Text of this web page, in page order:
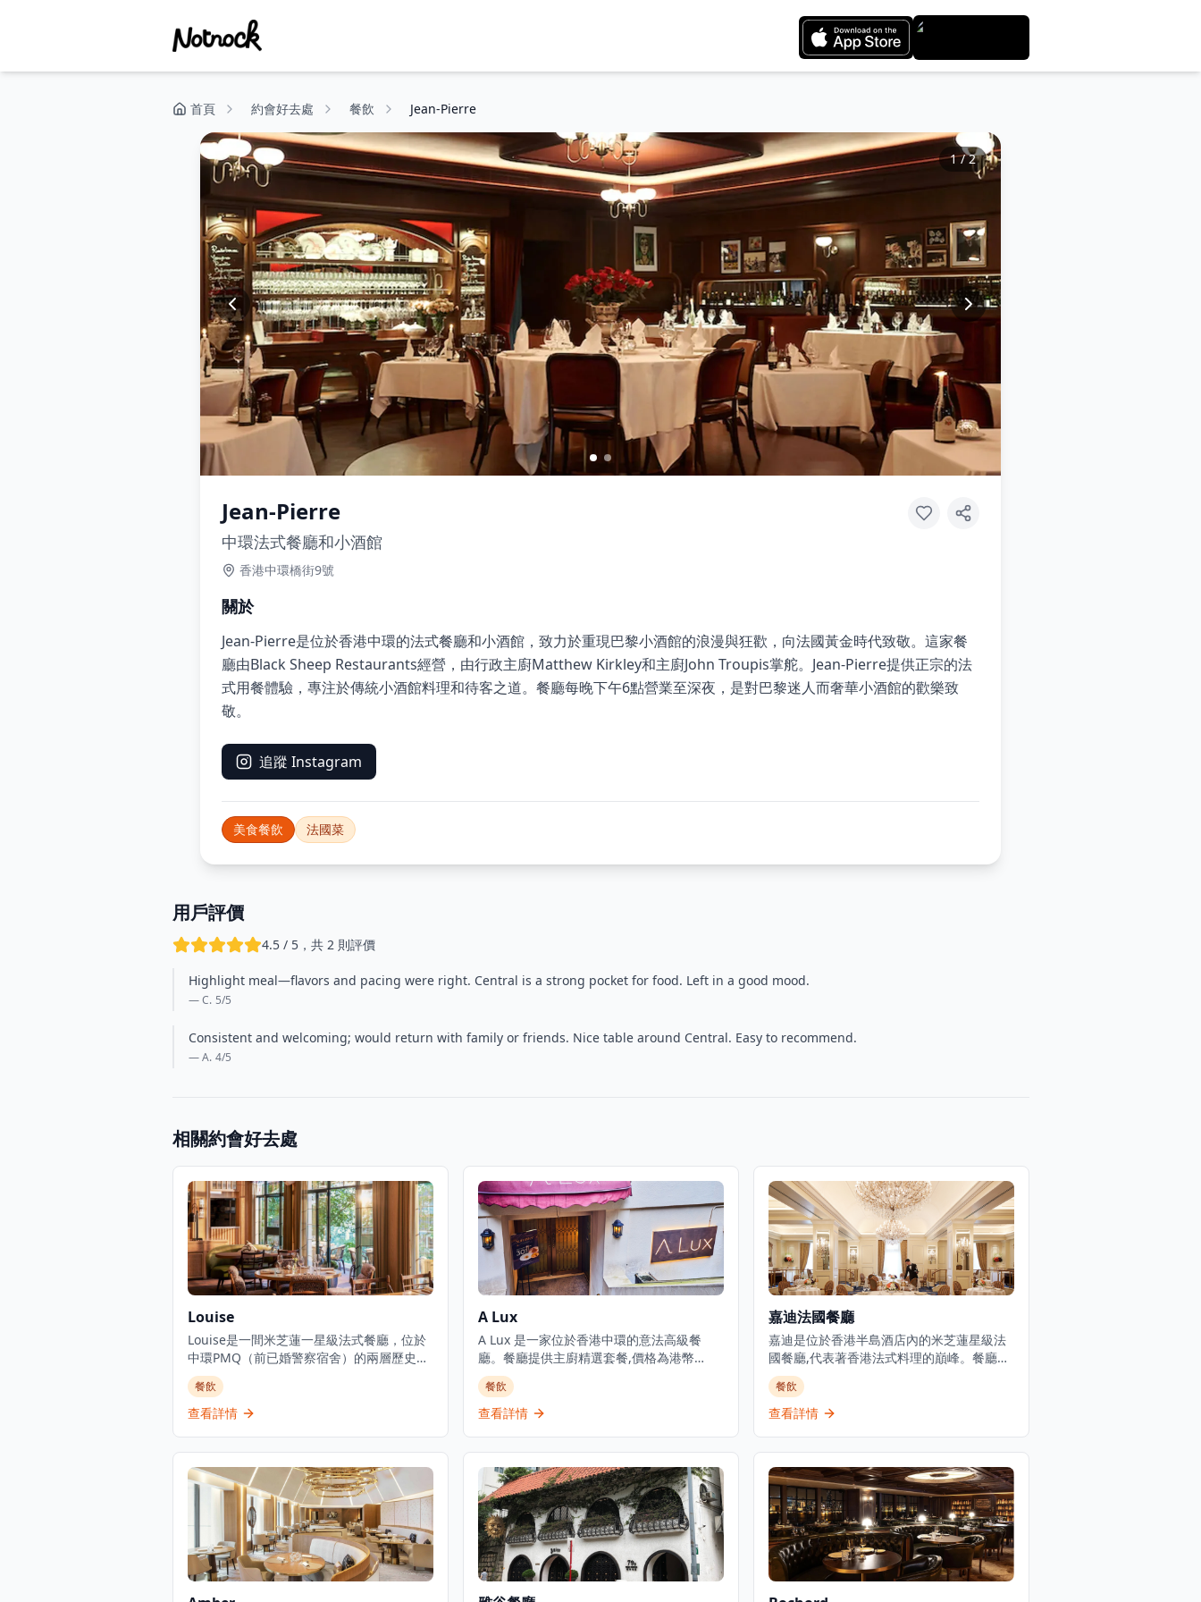
首頁 約會好去處 餐飲 Jean-Pierre
1/2
Jean-Pierre
中環法式餐廳和小酒館
香港中環橋街9號
關於
Jean-Pierre是位於香港中環的法式餐廳和小酒館，致力於重現巴黎小酒館的浪漫與狂歡，向法國黃金時代致敬。這家餐
廳由Black Sheep Restaurants經營，由行政主廚Matthew Kirkley和主廚John Troupis掌舵。Jean-Pierre提供正宗的法
式用餐體驗，專注於傳統小酒館料理和待客之道。餐廳每晚下午6點營業至深夜，是對巴黎迷人而奢華小酒館的歡樂致
敬。
追蹤 Instagram
美食餐飲 法國菜
用戶評價
4.5 / 5，共 2 則評價
Highlight meal—flavors and pacing were right. Central is a strong pocket for food. Left in a good mood.
— C. 5/5
Consistent and welcoming; would return with family or friends. Nice table around Central. Easy to recommend.
— A. 4/5
相關約會好去處
Louise
Louise是一間米芝蓮一星級法式餐廳，位於
中環PMQ（前已婚警察宿舍）的兩層歷史建
築內，是香港的創意中心。這是JIA Group創
辦人Yenn Wong與著名法籍主廚Julien
Royer（前亞洲50最佳餐廳第一名Odette主
舵，展現精緻的法式料理，採用最優質的時
令食材和傳統烹飪技術。Louise位於香港
PMQ的花園內，在優雅的歷史建築中提供高
品質的料理。
餐飲
查看詳情
A Lux
A Lux 是一家位於香港中環的意法高級餐
廳。餐廳提供主廚精選套餐,價格為港幣
1,888元,致力於傳承經典意法料理傳統。餐
廳位於都爹利街的尊貴巴士維爾大廈內,提供
奢華的用餐體驗,供應歐洲料理包括意大利、
也提供外送服務,包括番茄芝士火腿等美食選
擇。餐廳的裝潢典雅奢華，融合了意大利文
藝復興風格與法國現代設計元素，營造出無
與倫比的優雅氛圍。主廚精選套餐經過精心
設計，從前菜到甜品，每一道都展現了意法
料理的精髓。餐廳選用頂級食材，包括進口
意大利芝士、法國鵝肝、比利時巧克力等，
餐飲
查看詳情
嘉迪法國餐廳
嘉迪是位於香港半島酒店內的米芝蓮星級法
國餐廳,代表著香港法式料理的巔峰。餐廳成
立於1953年,被譽為「蘇伊士運河以東最佳餐
廳」,至今仍是高級美食的里程碑。餐廳提供
精緻法式料理,在香港餐飲界享有盛譽,在
酒店一樓,提供優雅的高級用餐體驗,並設有代
客泊車服務。
餐飲
查看詳情